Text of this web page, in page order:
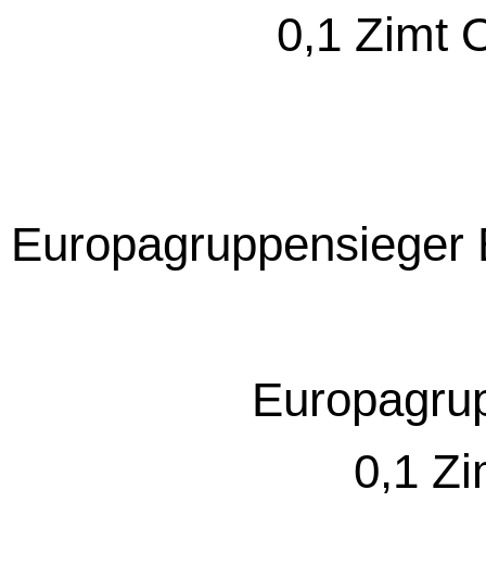
0,1 Zimt
Europagruppensieger
0,1